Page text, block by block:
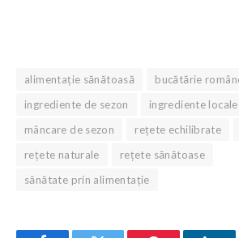
alimentație sănătoasă
bucătărie
ingrediente de sezon
ingrediente locale
mâncare de sezon
rețete echilibrate
rețete naturale
rețete sănătoase
sănătate prin alimentație